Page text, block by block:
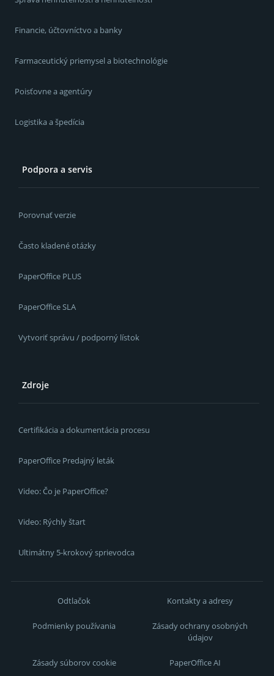
Financie, účtovníctvo a banky
Farmaceutický priemysel a biotechnológie
Poisťovne a agentúry
Logistika a špedícia
Podpora a servis
Porovnať verzie
Často kladené otázky
PaperOffice PLUS
PaperOffice SLA
Vytvoriť správu / podporný lístok
Zdroje
Certifikácia a dokumentácia procesu
PaperOffice Predajný leták
Video: Čo je PaperOffice?
Video: Rýchly štart
Ultimátny 5-krokový sprievodca
Odtlačok Kontakty a adresy
Podmienky používania
Zásady ochrany osobných
údajov
Zásady súborov cookie PaperOffice AI